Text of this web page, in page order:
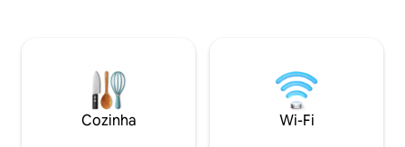
caminhada. Muitos campos de golfe nas
proximidades, ou jogue no nosso campo
de golfe Par 2 de 9 buracos no local. O
lago oferece muita diversão, natação,
Todos os móveis,
churrasqueira
remodelado em
Registro STR
Cozinha Wi-Fi